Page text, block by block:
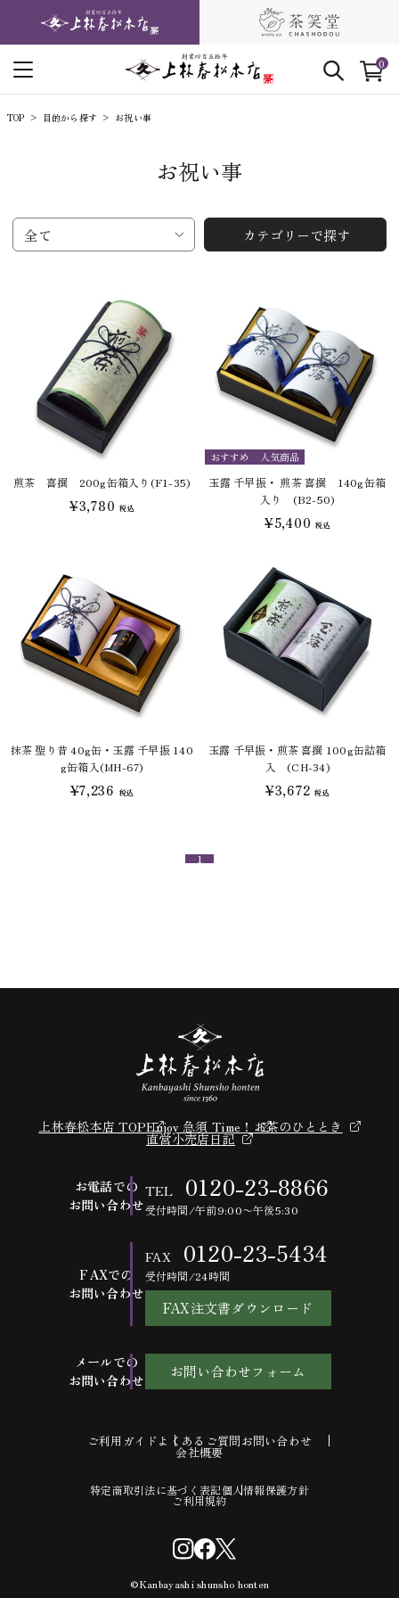
0
TOP 目的から探す お祝い事
お祝い事
全て カテゴリーで探す
煎茶 喜撰 200g缶箱入り(F1-35)
¥3,780 税込
おすすめ 人気商品
玉露 千早振・ 煎茶 喜撰 140g缶箱
入り (B2-50)
¥5,400 税込
抹茶 聖り昔 40g缶・玉露 千早振 140
g缶箱入(MH-67)
¥7,236 税込
玉露 千早振・煎茶 喜撰 100g缶詰箱
入 (CH-34)
¥3,672 税込
1
上林春松本店 TOPEnjoy 急須 Time！ お茶のひととき
直営小売店日記
お電話での
お問い合わせ
TEL 0120-23-8866
受付時間/午前9:00〜午後5:30
FAXでの
お問い合わせ
FAX 0120-23-5434
受付時間/24時間
FAX注文書ダウンロード
メールでの
お問い合わせ
お問い合わせフォーム
ご利用ガイドよくあるご質問お問い合わせ
会社概要
特定商取引法に基づく表記個人情報保護方針
ご利用規約
©Kanbayashi shunsho honten